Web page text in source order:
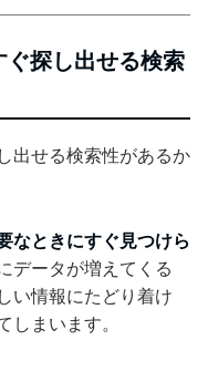
探し出せる検索
出せる検索性があるか
なときにすぐ見つけら
データが増えてくる
い情報にたどり着け
しまいます。